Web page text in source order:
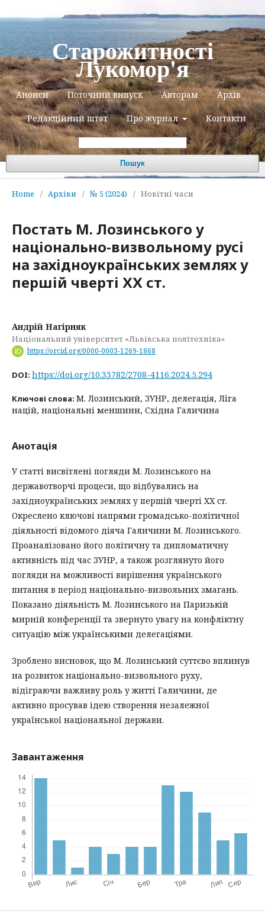
Старожитності
Лукомор'я
Анонси Поточний випуск Авторам Архів
Редакційний штат Про журнал Контакти
Пошук
Home / Архіви / № 5 (2024) / Новітні часи
Постать М. Лозинського у
національно-визвольному русі
на західноукраїнських землях у
першій чверті ХХ ст.
Андрій Нагірняк
Національний університет «Львівська політехніка»
https://orcid.org/0000-0003-1269-1868
DOI: https://doi.org/10.33782/2708-4116.2024.5.294
Ключові слова: М. Лозинський, ЗУНР, делегація, Ліга
націй, національні меншини, Східна Галичина
Анотація
У статті висвітлені погляди М. Лозинського на
державотворчі процеси, що відбувались на
західноукраїнських землях у першій чверті ХХ ст.
Окреслено ключові напрями громадсько-політичної
діяльності відомого діяча Галичини М. Лозинського.
Проаналізовано його політичну та дипломатичну
активність під час ЗУНР, а також розглянуто його
погляди на можливості вирішення українського
питання в період національно-визвольних змагань.
Показано діяльність М. Лозинського на Паризькій
мирній конференції та звернуто увагу на конфліктну
ситуацію між українськими делегаціями.
Зроблено висновок, що М. Лозинський суттєво вплинув
на розвиток національно-визвольного руху,
відіграючи важливу роль у житті Галичини, де
активно просував ідею створення незалежної
української національної держави.
Завантаження